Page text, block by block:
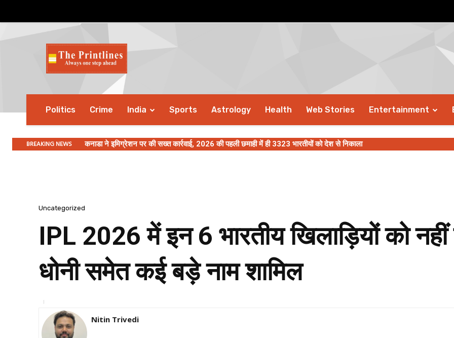
Politics Crime India Sports Astrology Health Web Stories Entertainment
BREAKING NEWS कनाडा ने इमिग्रेशन पर की सख्त कार्रवाई, 2026 की पहली छमाही में ही 3323 भारतीयों को देश से निकाला
Uncategorized
IPL 2026 में इन 6 भारतीय खिलाड़ियों को
धोनी समेत कई बड़े नाम शामिल
Nitin Trivedi